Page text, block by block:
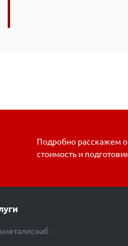
Подробно расскажем о
стоимость и